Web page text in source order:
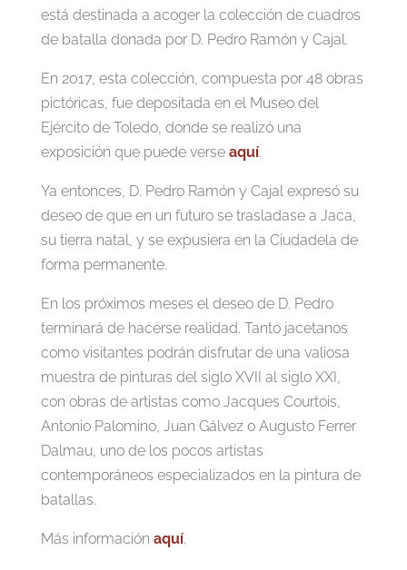
está destinada a acoger la colección de cuadros
de batalla donada por D. Pedro Ramón y Cajal.
En 2017, esta colección, compuesta por 48 obras
pictóricas, fue depositada en el Museo del
Ejército de Toledo, donde se realizó una
exposición que puede verse aquí.
Ya entonces, D. Pedro Ramón y Cajal expresó su
deseo de que en un futuro se trasladase a Jaca,
su tierra natal, y se expusiera en la Ciudadela de
forma permanente.
En los próximos meses el deseo de D. Pedro
terminará de hacerse realidad. Tanto jacetanos
como visitantes podrán disfrutar de una valiosa
muestra de pinturas del siglo XVII al siglo XXI,
con obras de artistas como Jacques Courtois,
Antonio Palomino, Juan Gálvez o Augusto Ferrer
Dalmau, uno de los pocos artistas
contemporáneos especializados en la pintura de
batallas.
Más información aquí.